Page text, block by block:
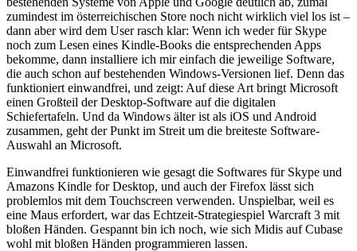
zumindest im österreichischen Store noch nicht wirklich viel los ist –
dann aber wird dem User rasch klar: Wenn ich weder für Skype
noch zum Lesen eines Kindle-Books die entsprechenden Apps
bekomme, dann installiere ich mir einfach die jeweilige Software,
die auch schon auf bestehenden Windows-Versionen lief. Denn das
funktioniert einwandfrei, und zeigt: Auf diese Art bringt Microsoft
einen Großteil der Desktop-Software auf die digitalen
Schiefertafeln. Und da Windows älter ist als iOS und Android
zusammen, geht der Punkt im Streit um die breiteste Software-
Auswahl an Microsoft.
Einwandfrei funktionieren wie gesagt die Softwares für Skype und
Amazons Kindle for Desktop, und auch der Firefox lässt sich
problemlos mit dem Touchscreen verwenden. Unspielbar, weil es
eine Maus erfordert, war das Echtzeit-Strategiespiel Warcraft 3 mit
bloßen Händen. Gespannt bin ich noch, wie sich Midis auf Cubase
wohl mit bloßen Händen programmieren lassen.